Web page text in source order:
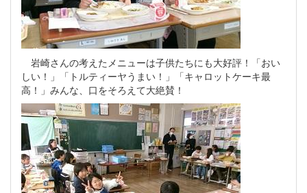
岩崎さんの考えたメニューは子供たちにも大好評！「おい
しい！」「トルティーヤうまい！」「キャロットケーキ最
高！」みんな、口をそろえて大絶賛！